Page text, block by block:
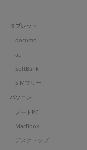
タブレット
docomo
au
SoftBank
SIMフリー
パソコン
ノートPC
MacBook
デスクトップ